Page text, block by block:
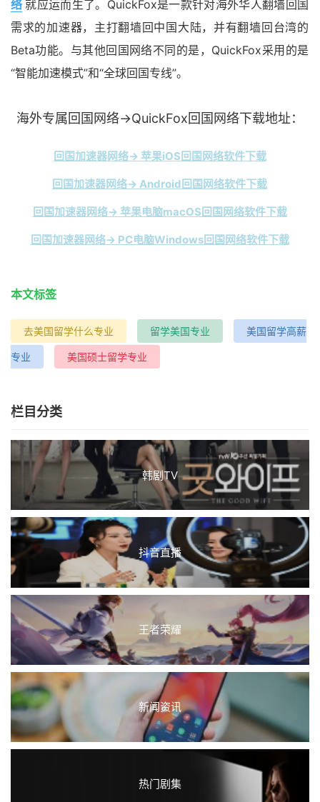
络 就应运而生了。QuickFox是一款针对海外华人翻墙回国
需求的加速器，主打翻墙回中国大陆，并有翻墙回台湾的
Beta功能。与其他回国网络不同的是，QuickFox采用的是
“智能加速模式”和“全球回国专线”。
海外专属回国网络→QuickFox回国网络下载地址：
回国加速器网络→ 苹果iOS回国网络软件下载
回国加速器网络→ Android回国网络软件下载
回国加速器网络→ 苹果电脑macOS回国网络软件下载
回国加速器网络→ PC电脑Windows回国网络软件下载
本文标签
去美国留学什么专业 留学美国专业 美国留学高薪
专业 美国硕士留学专业
栏目分类
韩剧TV
抖音直播
王者荣耀
新闻资讯
热门剧集